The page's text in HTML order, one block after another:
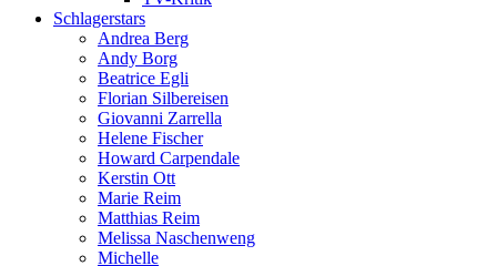
Schlagerstars
Andrea Berg
Andy Borg
Beatrice Egli
Florian Silbereisen
Giovanni Zarrella
Helene Fischer
Howard Carpendale
Kerstin Ott
Marie Reim
Matthias Reim
Melissa Naschenweng
Michelle